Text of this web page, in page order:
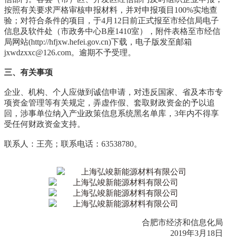
按照有关要求严格审核申报材料，并对申报项目100%实地查
验；对符合条件的项目，于4月12日前正式报至市经信局电子
信息及软件处（市政务中心B座1410室），附件表格至市经信
局网站(http://hfjxw.hefei.gov.cn)下载，电子版发至邮箱
jxwdzxxc@126.com。逾期不予受理。
三、有关事项
企业、机构、个人应做到诚信申请，对违反国家、省及本市专
项资金管理等有关规定，弄虚作假、套取财政资金的予以追
回，涉事单位纳入产业政策信息系统黑名单库，3年内不得享
受任何财政资金支持。
联系人：王亮；联系电话：63538780。
合肥市经济和信息化局
2019年3月18日